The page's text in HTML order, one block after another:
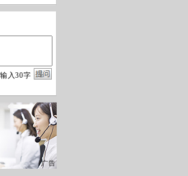
入30字